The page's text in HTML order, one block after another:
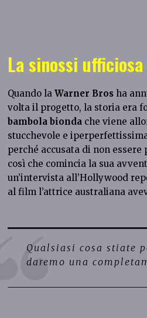
La sinossi
Quando laWarner Brosha
volta il progetto, la storia era
bambola bionda che viene
stucchevole e
perché accusata di non
così che comincia la sua
un’intervista all’Hollywood
al film l’attrice australiana
Qualsiasi cosa stiate
daremo una